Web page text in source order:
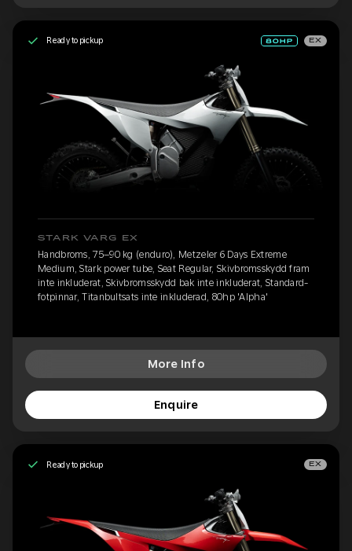
Ready to pickup EX
STARK VARG EX
Handbroms, 75–90 kg (enduro), Metzeler 6 Days Extreme
Medium, Stark power tube, Seat Regular, Skivbromsskydd fram
inte inkluderat, Skivbromsskydd bak inte inkluderat, Standard-
fotpinnar, Titanbultsats inte inkluderad, 80hp 'Alpha'
More Info
Enquire
Ready to pickup EX